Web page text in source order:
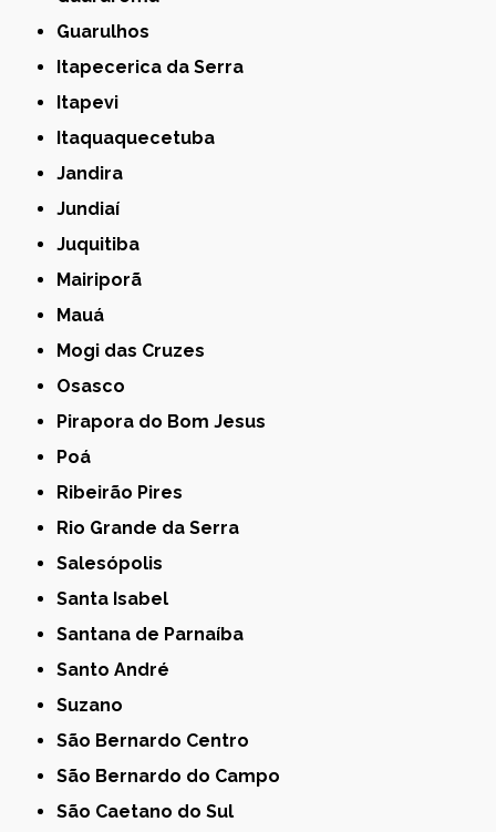
Guarulhos
Itapecerica da Serra
Itapevi
Itaquaquecetuba
Jandira
Jundiaí
Juquitiba
Mairiporã
Mauá
Mogi das Cruzes
Osasco
Pirapora do Bom Jesus
Poá
Ribeirão Pires
Rio Grande da Serra
Salesópolis
Santa Isabel
Santana de Parnaíba
Santo André
Suzano
São Bernardo Centro
São Bernardo do Campo
São Caetano do Sul